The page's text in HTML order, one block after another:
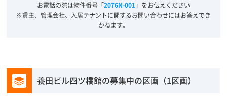
お電話の際は物件番号「2076N-001」をお伝えください
※貸主、管理会社、入居テナントに関するお問い合わせにはお答えでき
かねます。
養田ビル四ツ橋館の募集中の区画（1区画）